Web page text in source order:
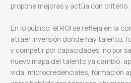
propone mejoras y actúa con criterio.
En lo público, el ROI se refleja en la
atraer inversión donde hay talento,
y competir por capacidades, no por
nuevo mapa del talento ya cambió:
vida, microcredenciales, formación